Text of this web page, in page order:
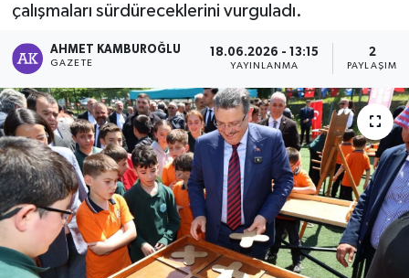
çalışmaları sürdüreceklerini vurguladı.
AHMET KAMBUROĞLU
GAZETE
18.06.2026 - 13:15
YAYINLANMA
2
PAYLAŞIM